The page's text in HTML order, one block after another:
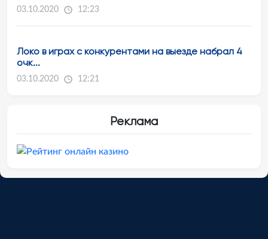
03.10.2020 12:23
Локо в играх с конкурентами на выезде набрал 4
очк...
03.10.2020 12:21
Реклама